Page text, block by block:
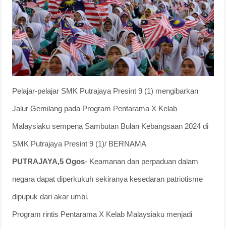
Pelajar-pelajar SMK Putrajaya Presint 9 (1) mengibarkan
Jalur Gemilang pada Program Pentarama X Kelab
Malaysiaku sempena Sambutan Bulan Kebangsaan 2024 di
SMK Putrajaya Presint 9 (1)/ BERNAMA
PUTRAJAYA,5 Ogos- Keamanan dan perpaduan dalam
negara dapat diperkukuh sekiranya kesedaran patriotisme
dipupuk dari akar umbi.
Program rintis Pentarama X Kelab Malaysiaku menjadi